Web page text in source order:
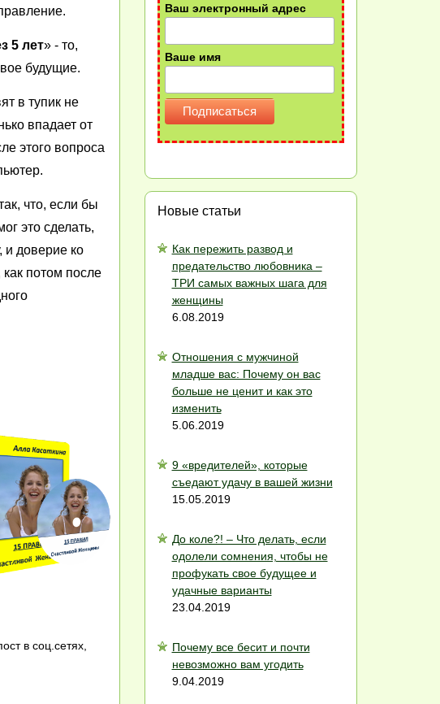
5 лет» - то,
будущие.
в тупик не
впадает от
этого вопроса
что, если бы
это сделать,
и доверие ко
потом после
в соц.сетях,
Ваш электронный адрес
Ваше имя
Новые статьи
Как пережить развод и
предательство любовника –
ТРИ самых важных шага для
женщины
6.08.2019
Отношения с мужчиной
младше вас: Почему он вас
больше не ценит и как это
изменить
5.06.2019
9 «вредителей», которые
съедают удачу в вашей жизни
15.05.2019
До коле?! – Что делать, если
одолели сомнения, чтобы не
профукать свое будущее и
удачные варианты
23.04.2019
Почему все бесит и почти
невозможно вам угодить
9.04.2019